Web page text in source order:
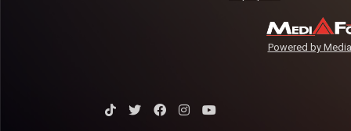
Powered by